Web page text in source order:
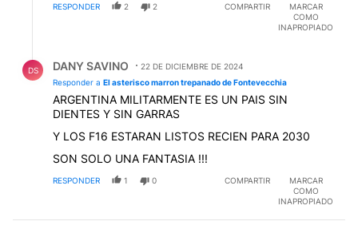
RESPONDER 2 2 COMPARTIR
MARCAR
COMO
INAPROPIADO
DS DANY SAVINO
22 DE DICIEMBRE DE 2024
Responder a El asterisco marron trepanado de Fontevecchia
ARGENTINA MILITARMENTE ES UN PAIS SIN
DIENTES Y SIN GARRAS
Y LOS F16 ESTARAN LISTOS RECIEN PARA 2030
SON SOLO UNA FANTASIA !!!
RESPONDER 1 0 COMPARTIR
MARCAR
COMO
INAPROPIADO